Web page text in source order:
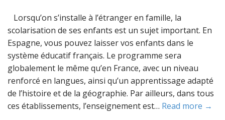
Lorsqu’on s’installe à l’étranger en famille, la
scolarisation de ses enfants est un sujet important. En
Espagne, vous pouvez laisser vos enfants dans le
système éducatif français. Le programme sera
globalement le même qu’en France, avec un niveau
renforcé en langues, ainsi qu’un apprentissage adapté
de l’histoire et de la géographie. Par ailleurs, dans tous
ces établissements, l’enseignement est… Read more →